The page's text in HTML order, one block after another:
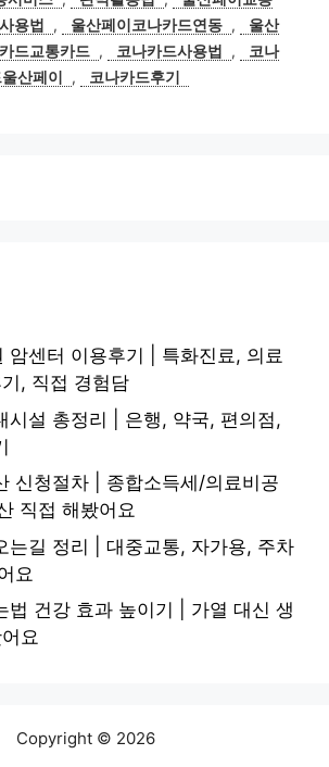
용법 , 울산페이코나카드연동 ,
울산
드교통카드 , 코나카드사용법 ,
코나
산페이
, 코나카드후기
암센터 이용후기 | 특화진료, 의료
, 직접 경험담
시설 총정리 | 은행, 약국, 편의점,
신청절차 | 종합소득세/의료비공
직접 해봤어요
는길 정리 | 대중교통, 자가용, 주차
요
법 건강 효과 높이기 | 가열 대신 생
요
Copyright © 2026